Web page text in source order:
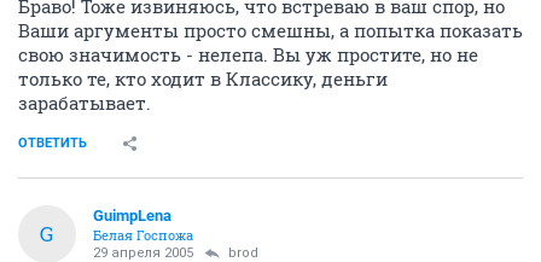
Браво! Тоже извиняюсь, что встреваю в ваш спор, но
Ваши аргументы просто смешны, а попытка показать
свою значимость - нелепа. Вы уж простите, но не
только те, кто ходит в Классику, деньги
зарабатывает.
ОТВЕТИТЬ
G
GuimpLena
Белая Госпожа
29 апреля 2005 brod